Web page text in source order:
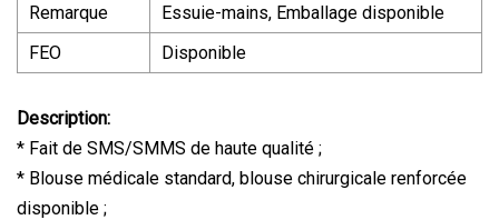
Remarque
Essuie-mains, Emballage disponible
FEO
Disponible
Description:
* Fait de SMS/SMMS de haute qualité ;
* Blouse médicale standard, blouse chirurgicale renforcée
disponible ;